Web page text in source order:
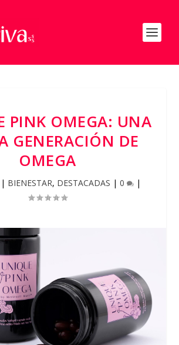
PINK OMEGA: UNA
GENERACIÓN DE
OMEGA
| BIENESTAR, DESTACADAS | 0 |